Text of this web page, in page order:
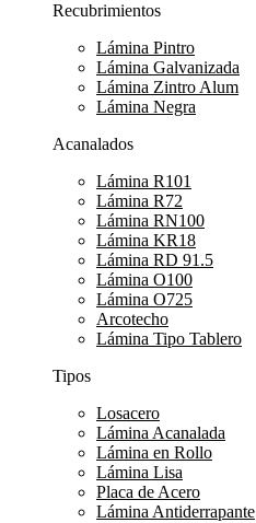
Recubrimientos
Lámina Pintro
Lámina Galvanizada
Lámina Zintro Alum
Lámina Negra
Acanalados
Lámina R101
Lámina R72
Lámina RN100
Lámina KR18
Lámina RD 91.5
Lámina O100
Lámina O725
Arcotecho
Lámina Tipo Tablero
Tipos
Losacero
Lámina Acanalada
Lámina en Rollo
Lámina Lisa
Placa de Acero
Lámina Antiderrapante